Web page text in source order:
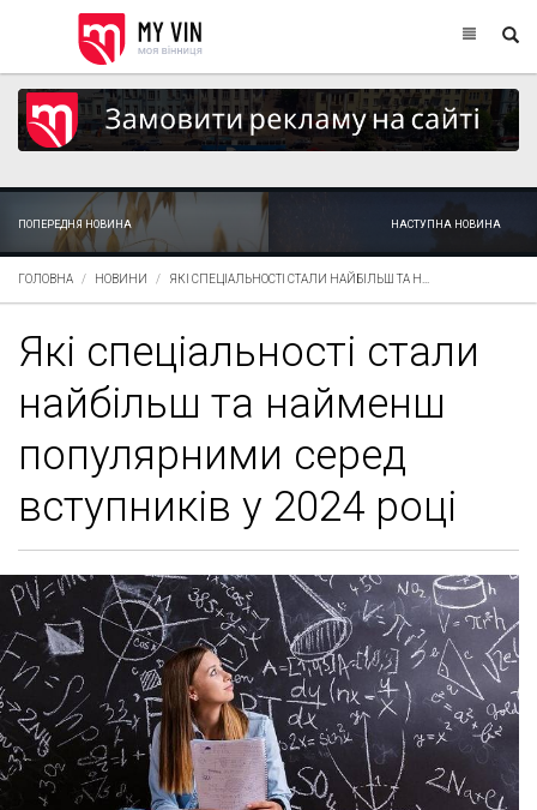
ПОПЕРЕДНЯ НОВИНА НАСТУПНА НОВИНА
ГОЛОВНА НОВИНИ ЯКІ СПЕЦІАЛЬНОСТІ СТАЛИ НАЙБІЛЬШ ТА Н...
Які спеціальності стали
найбільш та найменш
популярними серед
вступників у 2024 році